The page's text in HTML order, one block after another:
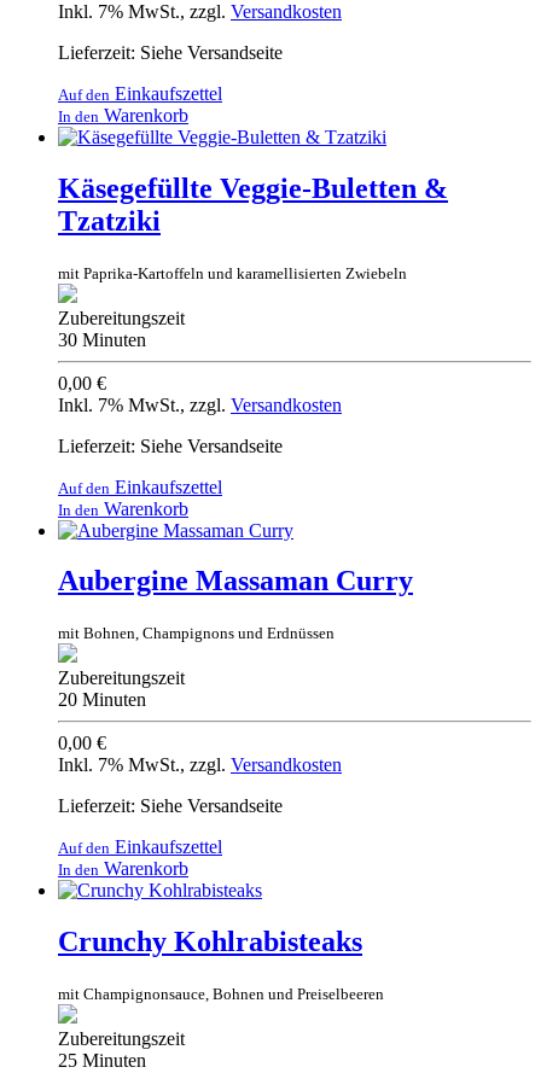
Inkl. 7% MwSt., zzgl. Versandkosten
Lieferzeit: Siehe Versandseite
Auf den Einkaufszettel
In den Warenkorb
Käsegefüllte Veggie-Buletten &
Tzatziki
mit Paprika-Kartoffeln und karamellisierten Zwiebeln
Zubereitungszeit
30 Minuten
0,00 €
Inkl. 7% MwSt., zzgl. Versandkosten
Lieferzeit: Siehe Versandseite
Auf den Einkaufszettel
In den Warenkorb
Aubergine Massaman Curry
mit Bohnen, Champignons und Erdnüssen
Zubereitungszeit
20 Minuten
0,00 €
Inkl. 7% MwSt., zzgl. Versandkosten
Lieferzeit: Siehe Versandseite
Auf den Einkaufszettel
In den Warenkorb
Crunchy Kohlrabisteaks
mit Champignonsauce, Bohnen und Preiselbeeren
Zubereitungszeit
25 Minuten